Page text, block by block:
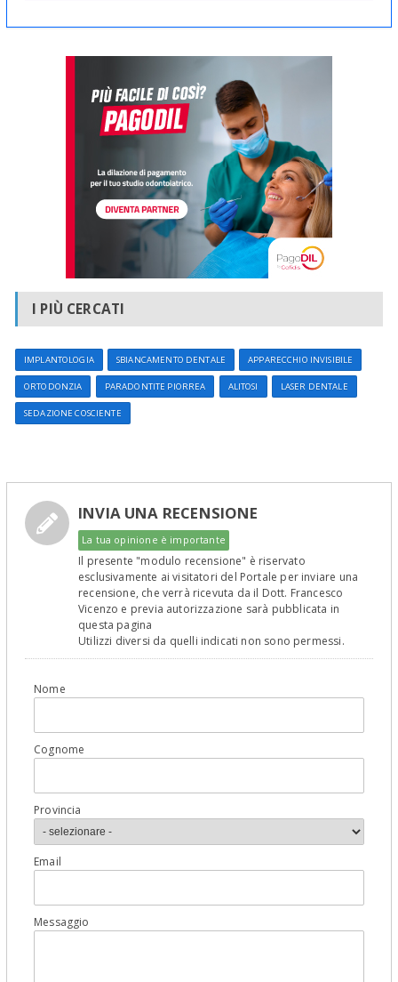
I PIÙ CERCATI
IMPLANTOLOGIA SBIANCAMENTO DENTALE APPARECCHIO INVISIBILE
ORTODONZIA PARADONTITE PIORREA ALITOSI LASER DENTALE
SEDAZIONE COSCIENTE
INVIA UNA RECENSIONE
La tua opinione è importante
Il presente "modulo recensione" è riservato
esclusivamente ai visitatori del Portale per inviare una
recensione, che verrà ricevuta da il Dott. Francesco
Vicenzo e previa autorizzazione sarà pubblicata in
questa pagina
Utilizzi diversi da quelli indicati non sono permessi.
Nome
Cognome
Provincia
Email
Messaggio